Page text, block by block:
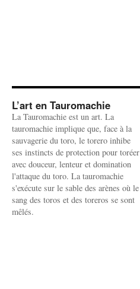
L’art en Tauromachie
La Tauromachie est un art. La
tauromachie implique que, face à la
sauvagerie du toro, le torero inhibe
ses instincts de protection pour toréer
avec douceur, lenteur et domination
l'attaque du toro. La tauromachie
s'exécute sur le sable des arènes où le
sang des toros et des toreros se sont
mêlés.